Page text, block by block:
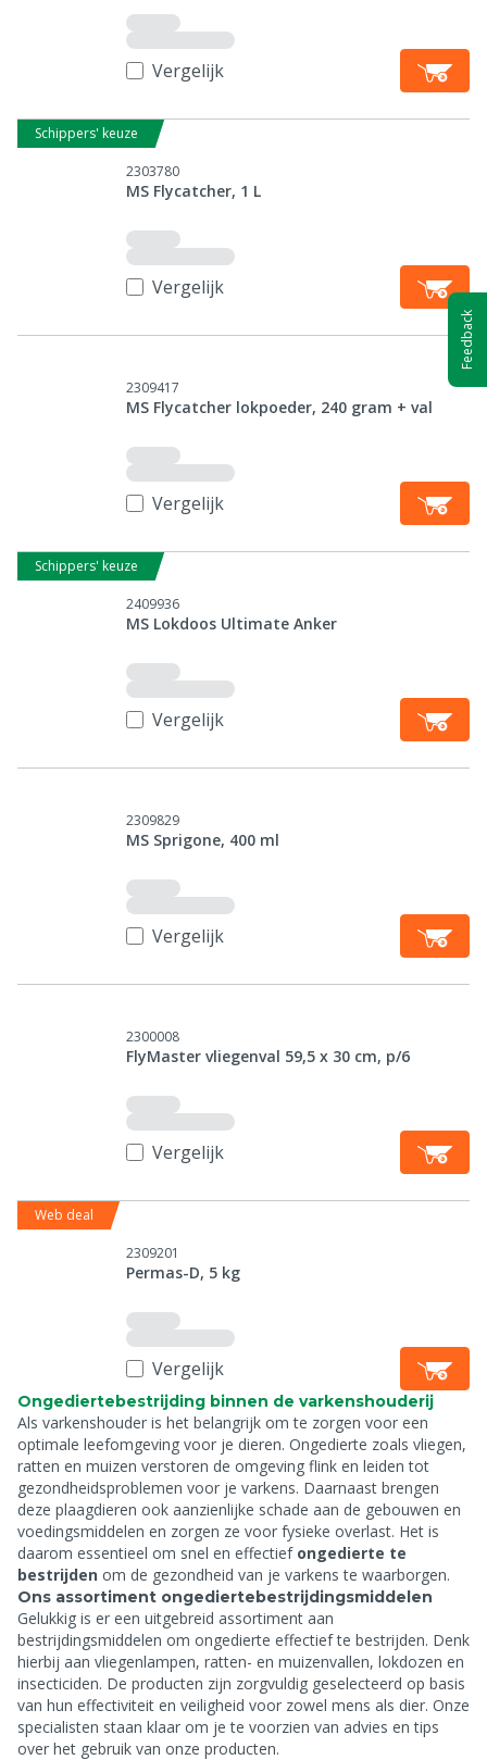
Vergelijk
Schippers' keuze
2303780
MS Flycatcher, 1 L
Vergelijk
2309417
MS Flycatcher lokpoeder, 240 gram + val
Vergelijk
Schippers' keuze
2409936
MS Lokdoos Ultimate Anker
Vergelijk
2309829
MS Sprigone, 400 ml
Vergelijk
2300008
FlyMaster vliegenval 59,5 x 30 cm, p/6
Vergelijk
Web deal
2309201
Permas-D, 5 kg
Vergelijk
Ongediertebestrijding binnen de varkenshouderij
Als varkenshouder is het belangrijk om te zorgen voor een
optimale leefomgeving voor je dieren. Ongedierte zoals vliegen,
ratten en muizen verstoren de omgeving flink en leiden tot
gezondheidsproblemen voor je varkens. Daarnaast brengen
deze plaagdieren ook aanzienlijke schade aan de gebouwen en
voedingsmiddelen en zorgen ze voor fysieke overlast. Het is
daarom essentieel om snel en effectief ongedierte te
bestrijden om de gezondheid van je varkens te waarborgen.
Ons assortiment ongediertebestrijdingsmiddelen
Gelukkig is er een uitgebreid assortiment aan
bestrijdingsmiddelen om ongedierte effectief te bestrijden. Denk
hierbij aan vliegenlampen, ratten- en muizenvallen, lokdozen en
insecticiden. De producten zijn zorgvuldig geselecteerd op basis
van hun effectiviteit en veiligheid voor zowel mens als dier. Onze
specialisten staan klaar om je te voorzien van advies en tips
over het gebruik van onze producten.
Feedback